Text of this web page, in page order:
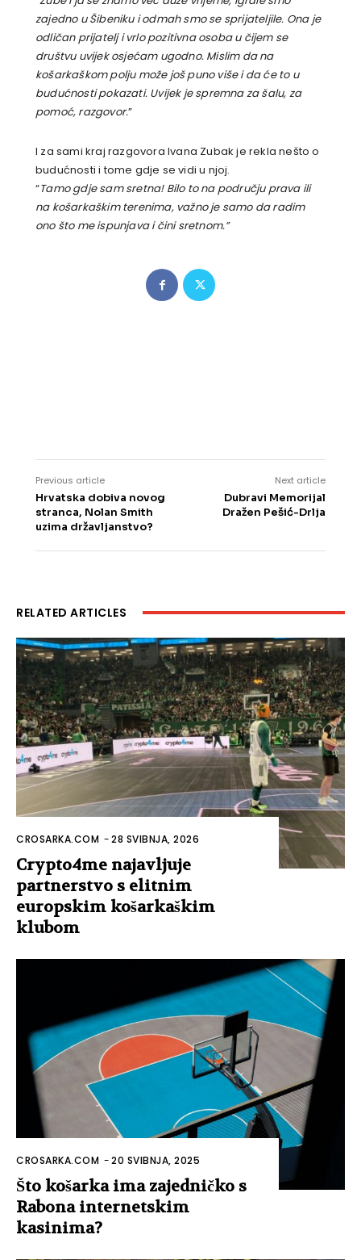
zajedno u Šibeniku i odmah smo se sprijateljile. Ona je
odličan prijatelj i vrlo pozitivna osoba u čijem se
društvu uvijek osjećam ugodno. Mislim da na
košarkaškom polju može još puno više i da će to u
budućnosti pokazati. Uvijek je spremna za šalu, za
pomoć, razgovor.”
I za sami kraj razgovora Ivana Zubak je rekla nešto o
budućnosti i tome gdje se vidi u njoj.
“Tamo gdje sam sretna! Bilo to na području prava ili
na košarkaškim terenima, važno je samo da radim
ono što me ispunjava i čini sretnom.”
Previous article
Hrvatska dobiva novog
stranca, Nolan Smith
uzima državljanstvo?
Next article
Dubravi Memorijal
Dražen Pešić-Drlja
RELATED ARTICLES
CROSARKA.COM -28 SVIBNJA, 2026
Crypto4me najavljuje
partnerstvo s elitnim
europskim košarkaškim
klubom
CROSARKA.COM -20 SVIBNJA, 2025
Što košarka ima zajedničko s
Rabona internetskim
kasinima?